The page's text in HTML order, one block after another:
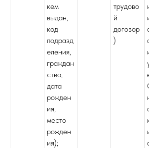
кем
выдан,
код
подразд
еления,
граждан
ство,
дата
рожден
ия,
место
рожден
ия);
трудово
й
договор
)